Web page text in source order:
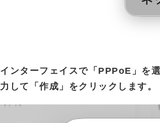
インターフェイスで「PPPoE」を
力して「作成」をクリックします。